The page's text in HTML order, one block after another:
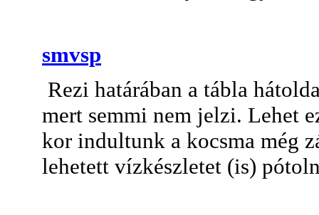
smvsp
Rezi határában a tábla
mert semmi nem jelzi. Lehet
kor indultunk a kocsma még
lehetett vízkészletet (is)